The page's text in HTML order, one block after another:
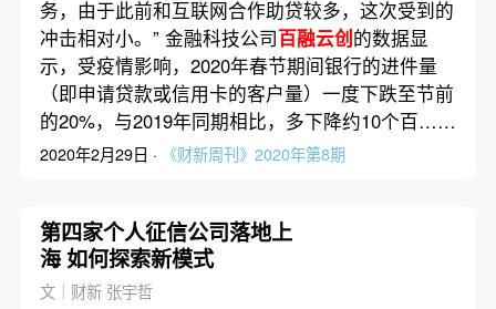
务，由于此前和互联网合作助贷较多，这次受到的
冲击相对小。” 金融科技公司百融云创的数据显
示，受疫情影响，2020年春节期间银行的进件量
（即申请贷款或信用卡的客户量）一度下跌至节前
的20%，与2019年同期相比，多下降约10个百……
2020年2月29日 · 《财新周刊》2020年第8期
第四家个人征信公司落地上
海 如何探索新模式
文｜财新 张宇哲